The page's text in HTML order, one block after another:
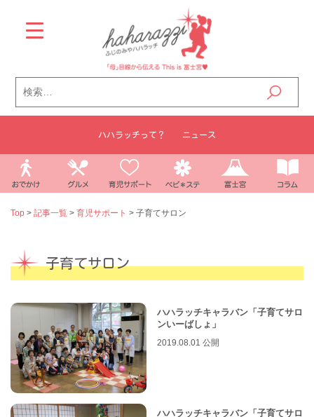
content
ハハラッチって？ ニュース
索:
Top > 記事一覧 > 育児サポート > 子育てサロン
子育てサロン
ハハラッチキャラバン「子育てサロ
ンいーばしょ」
2019.08.01 公開
ハハラッチキャラバン「子育てサロ